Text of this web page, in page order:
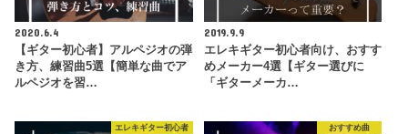
2020.6.4
【ギター初心者】アルペジオの弾
き方、練習曲5選【簡単な曲でア
ルペジオを習…
2019.9.9
エレキギター初心者向け、おすす
めメーカー4選【ギター選びに
「ギターメーカ…
エレキギター初心者 おすすめ曲